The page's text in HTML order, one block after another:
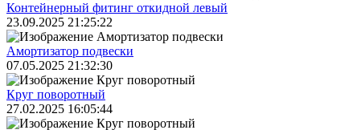
Контейнерный фитинг откидной левый
23.09.2025 21:25:22
Амортизатор подвески
07.05.2025 21:32:30
Круг поворотный
27.02.2025 16:05:44